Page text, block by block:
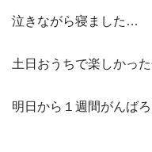
泣きながら寝ました…
土日おうちで楽しかっ
明日から１週間がんばろ